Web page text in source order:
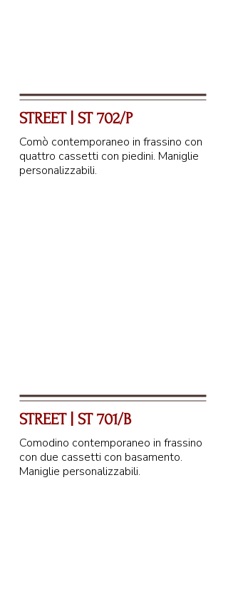
STREET | ST 702/P
Comò contemporaneo in frassino con
quattro cassetti con piedini. Maniglie
personalizzabili.
STREET | ST 701/B
Comodino contemporaneo in frassino
con due cassetti con basamento.
Maniglie personalizzabili.